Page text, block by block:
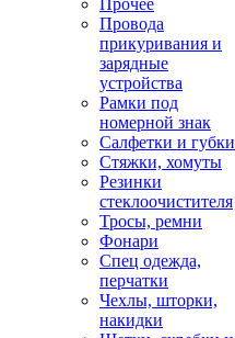
Прочее
Провода
прикуривания и
зарядные
устройства
Рамки под
номерной знак
Салфетки и губки
Стяжки, хомуты
Резинки
стеклоочистителя
Тросы, ремни
Фонари
Спец одежда,
перчатки
Чехлы, шторки,
накидки